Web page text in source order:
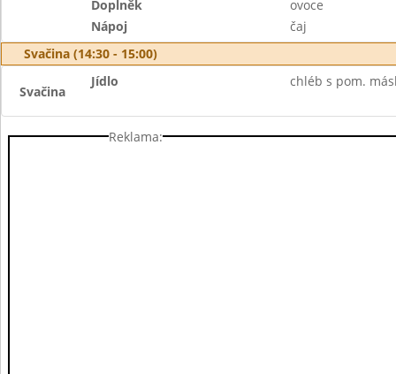
Doplněk
ovoce
Nápoj
čaj
Svačina (14:30 - 15:00)
Svačina
Jídlo chléb s pom.
Reklama: